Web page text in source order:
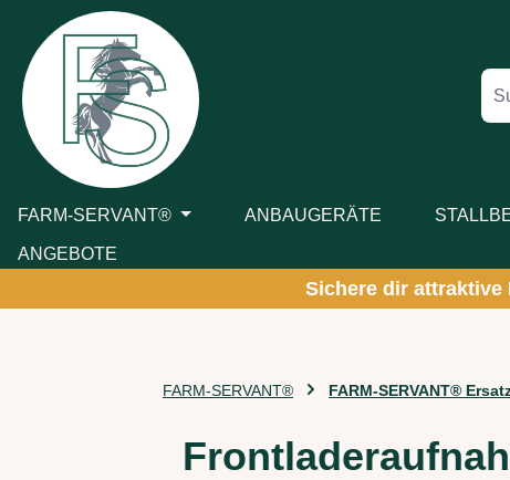
Hauptinhalt springen
Zur Suche springen
Zur Hauptnavigation springen
FARM-SERVANT® ANBAUGERÄTE
ANGEBOTE
Sichere dir attraktive
FARM-SERVANT® FARM-SERVANT®